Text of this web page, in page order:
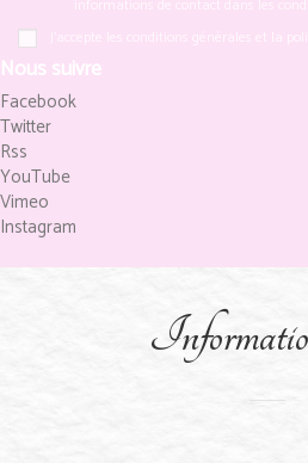
Nous suivre
Facebook
Twitter
Rss
YouTube
Vimeo
Instagram